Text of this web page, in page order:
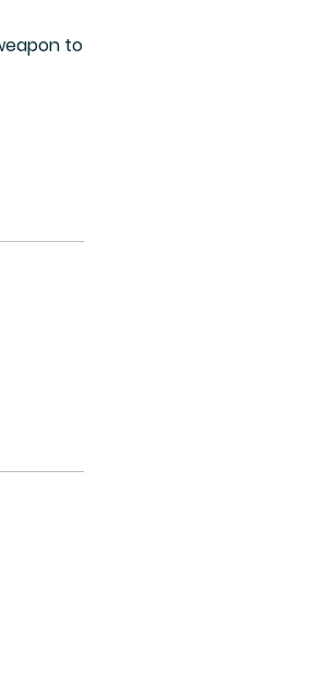
to